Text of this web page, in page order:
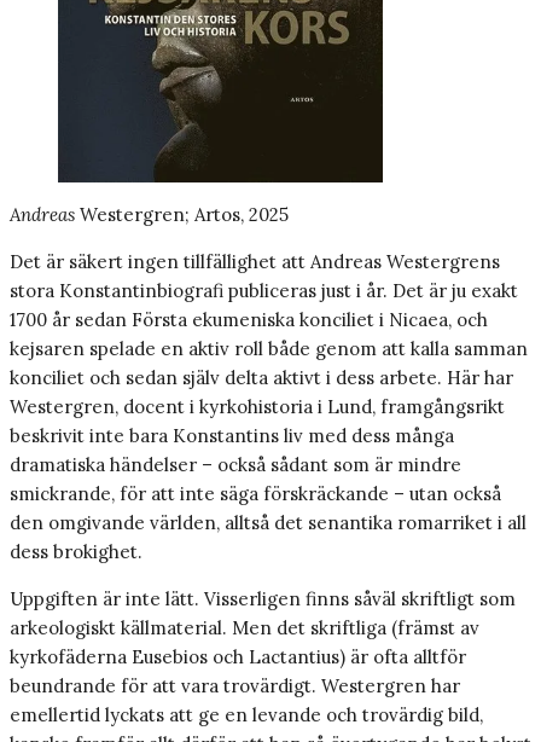
Andreas Westergren; Artos, 2025
Det är säkert ingen tillfällighet att Andreas Westergrens
stora Konstantinbiografi publiceras just i år. Det är ju exakt
1700 år sedan Första ekumeniska konciliet i Nicaea, och
kejsaren spelade en aktiv roll både genom att kalla samman
konciliet och sedan själv delta aktivt i dess arbete. Här har
Westergren, docent i kyrkohistoria i Lund, framgångsrikt
beskrivit inte bara Konstantins liv med dess många
dramatiska händelser – också sådant som är mindre
smickrande, för att inte säga förskräckande – utan också
den omgivande världen, alltså det senantika romarriket i all
dess brokighet.
Uppgiften är inte lätt. Visserligen finns såväl skriftligt som
arkeologiskt källmaterial. Men det skriftliga (främst av
kyrkofäderna Eusebios och Lactantius) är ofta alltför
beundrande för att vara trovärdigt. Westergren har
emellertid lyckats att ge en levande och trovärdig bild,